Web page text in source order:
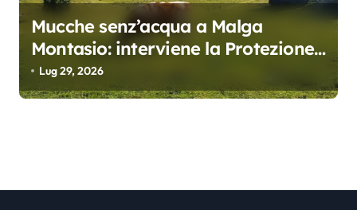
Mucche senz’acqua a Malga
Montasio: interviene la Protezione
civile, trasportati 10 mila litri
Lug 29, 2026